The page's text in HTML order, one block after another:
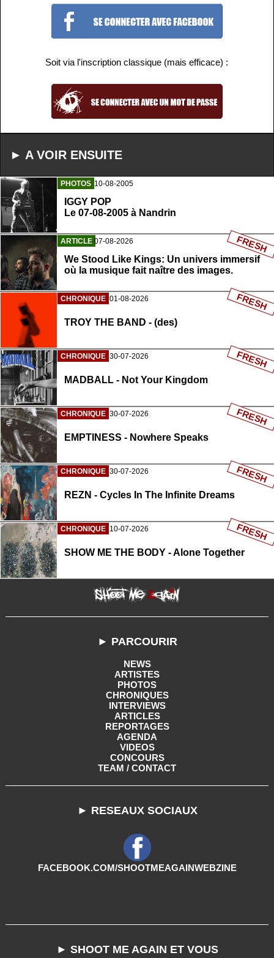
Soit via l'inscription classique (mais efficace) :
► A VOIR ENSUITE
PHOTOS 10-08-2005
IGGY POP
Le 07-08-2005 à Nandrin
ARTICLE 07-08-2026
We Stood Like Kings: Un univers immersif
où la musique fait naître des images.
FRESH
CHRONIQUE 01-08-2026
TROY THE BAND - (des)
FRESH
CHRONIQUE 30-07-2026
MADBALL - Not Your Kingdom
FRESH
CHRONIQUE 30-07-2026
EMPTINESS - Nowhere Speaks
FRESH
CHRONIQUE 30-07-2026
REZN - Cycles In The Infinite Dreams
FRESH
CHRONIQUE 10-07-2026
SHOW ME THE BODY - Alone Together
FRESH
► PARCOURIR
NEWS
ARTISTES
PHOTOS
CHRONIQUES
INTERVIEWS
ARTICLES
REPORTAGES
AGENDA
VIDEOS
CONCOURS
TEAM / CONTACT
► RESEAUX SOCIAUX
FACEBOOK.COM/SHOOTMEAGAINWEBZINE
► SHOOT ME AGAIN ET VOUS